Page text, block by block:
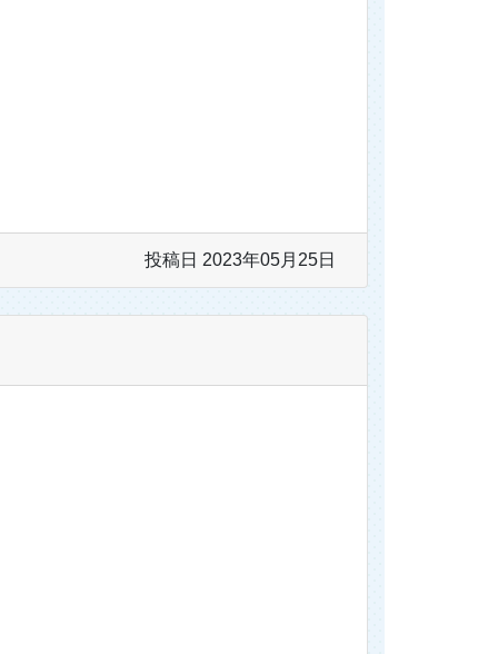
投稿日 2023年05月25日